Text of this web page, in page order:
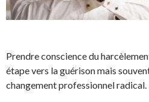
Prendre conscience du
étape vers la guérison mais
changement professionnel radical.